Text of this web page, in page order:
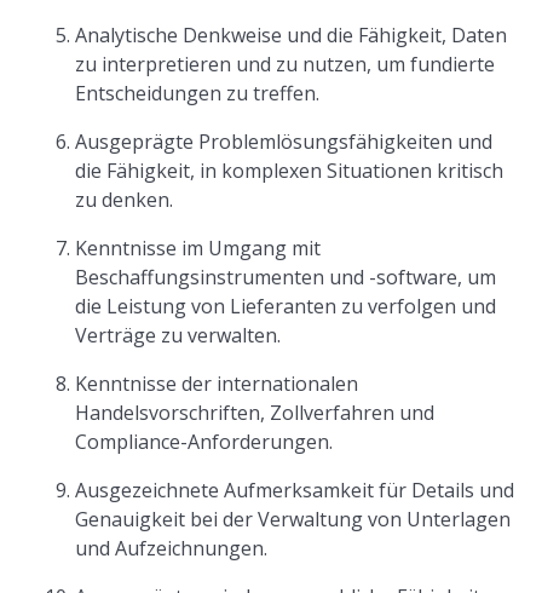
Analytische Denkweise und die Fähigkeit, Daten
zu interpretieren und zu nutzen, um fundierte
Entscheidungen zu treffen.
Ausgeprägte Problemlösungsfähigkeiten und
die Fähigkeit, in komplexen Situationen kritisch
zu denken.
Kenntnisse im Umgang mit
Beschaffungsinstrumenten und -software, um
die Leistung von Lieferanten zu verfolgen und
Verträge zu verwalten.
Kenntnisse der internationalen
Handelsvorschriften, Zollverfahren und
Compliance-Anforderungen.
Ausgezeichnete Aufmerksamkeit für Details und
Genauigkeit bei der Verwaltung von Unterlagen
und Aufzeichnungen.